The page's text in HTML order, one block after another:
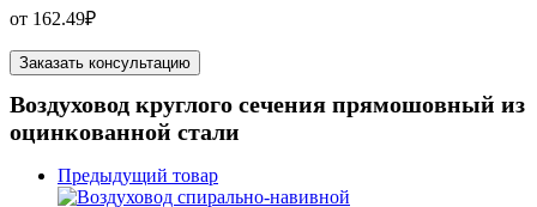
от 162.49₽
Заказать консультацию
Воздуховод круглого сечения прямошовный из
оцинкованной стали
Предыдущий товар